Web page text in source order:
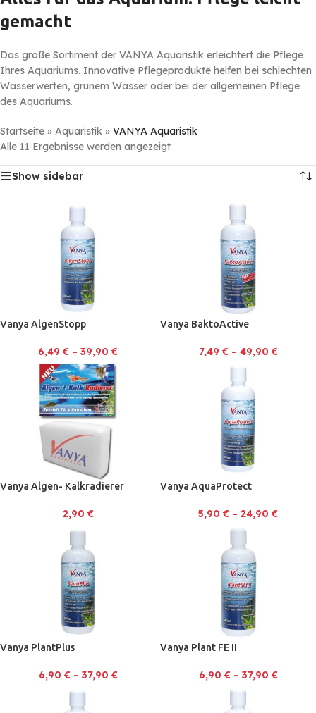
gemacht
Das große Sortiment der VANYA Aquaristik erleichtert die Pflege
Ihres Aquariums. Innovative Pflegeprodukte helfen bei schlechten
Wasserwerten, grünem Wasser oder bei der allgemeinen Pflege
des Aquariums.
Startseite » Aquaristik » VANYA Aquaristik
Alle 11 Ergebnisse werden angezeigt
Show sidebar
Vanya AlgenStopp
6,49 € – 39,90 €
Vanya BaktoActive
7,49 €– 49,90 €
Vanya Algen- Kalkradierer
2,90 €
Vanya AquaProtect
5,90 € – 24,90 €
Vanya PlantPlus
6,90 €– 37,90 €
Vanya Plant FE II
6,90 €– 37,90 €